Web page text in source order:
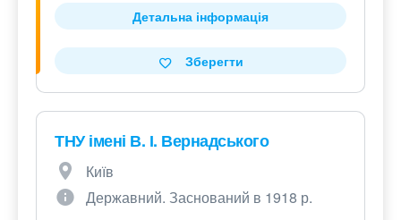
Детальна інформація
Зберегти
ТНУ імені В. І. Вернадського
Київ
Державний. Заснований в 1918 р.